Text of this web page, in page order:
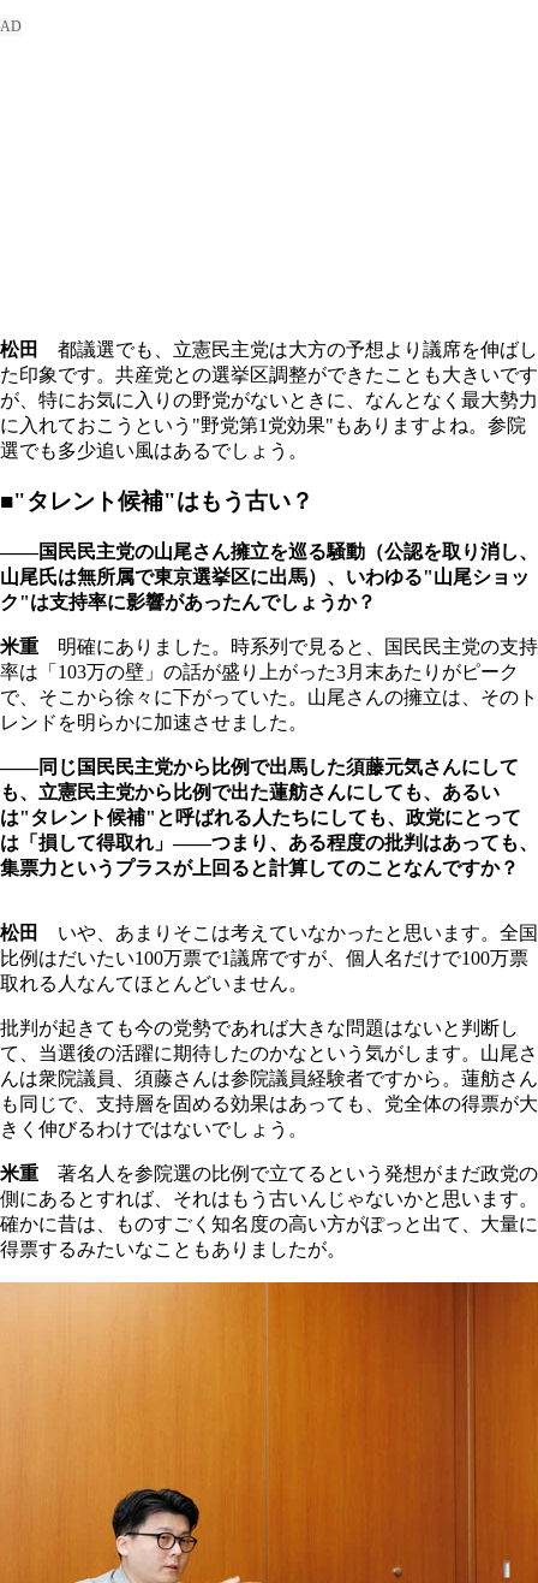
松田
都議選でも、立憲民主党は大方の予想より議席を伸ばし
た印象です。共産党との選挙区調整ができたことも大きいです
が、特にお気に入りの野党がないときに、なんとなく最大勢力
に入れておこうという"野党第1党効果"もありますよね。参院
選でも多少追い風はあるでしょう。
■"タレント候補"はもう古い？
――国民民主党の山尾さん擁立を巡る騒動（公認を取り消し、
山尾氏は無所属で東京選挙区に出馬）、いわゆる"山尾ショッ
ク"は支持率に影響があったんでしょうか？
米重 明確にありました。時系列で見ると、国民民主党の支持
率は「103万の壁」の話が盛り上がった3月末あたりがピーク
で、そこから徐々に下がっていた。山尾さんの擁立は、そのト
レンドを明らかに加速させました。
――同じ国民民主党から比例で出馬した須藤元気さんにして
も、立憲民主党から比例で出た蓮舫さんにしても、あるい
は"タレント候補"と呼ばれる人たちにしても、政党にとって
は「損して得取れ」――つまり、ある程度の批判はあっても、
集票力というプラスが上回ると計算してのことなんですか？
松田
いや、あまりそこは考えていなかったと思います。全国
比例はだいたい100万票で1議席ですが、個人名だけで100万票
取れる人なんてほとんどいません。
批判が起きても今の党勢であれば大きな問題はないと判断し
て、当選後の活躍に期待したのかなという気がします。山尾さ
んは衆院議員、須藤さんは参院議員経験者ですから。蓮舫さん
も同じで、支持層を固める効果はあっても、党全体の得票が大
きく伸びるわけではないでしょう。
米重 著名人を参院選の比例で立てるという発想がまだ政党の
側にあるとすれば、それはもう古いんじゃないかと思います。
確かに昔は、ものすごく知名度の高い方がぽっと出て、大量に
得票するみたいなこともありましたが。